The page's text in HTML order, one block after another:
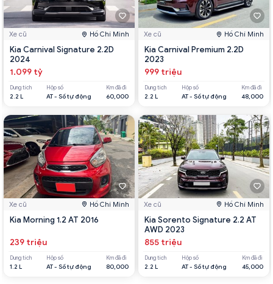
Xe cũ Hồ Chí Minh
Kia Carnival Signature 2.2D
2024
1.099 tỷ
Dung tích
2.2 L
Hộp số
AT - Số tự động
Km đã đi
60,000
Xe cũ Hồ Chí Minh
Kia Morning 1.2 AT 2016
239 triệu
Dung tích
1.2 L
Hộp số
AT - Số tự động
Km đã đi
80,000
Xe cũ Hồ Chí Minh
Kia Carnival Premium 2.2D
2023
999 triệu
Dung tích
2.2 L
Hộp số
AT - Số tự động
Km đã đi
48,000
Xe cũ Hồ Chí Minh
Kia Sorento Signature 2.2 AT
AWD 2023
855 triệu
Dung tích
2.2 L
Hộp số
AT - Số tự động
Km đã đi
45,000